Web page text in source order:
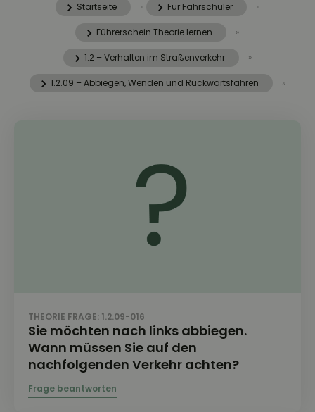
Startseite » Für Fahrschüler »
Führerschein Theorie lernen »
1.2 – Verhalten im Straßenverkehr »
1.2.09 – Abbiegen, Wenden und Rückwärtsfahren »
THEORIE FRAGE: 1.2.09-016
Sie möchten nach links abbiegen.
Wann müssen Sie auf den
nachfolgenden Verkehr achten?